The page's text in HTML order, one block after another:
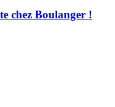
chez Boulanger !